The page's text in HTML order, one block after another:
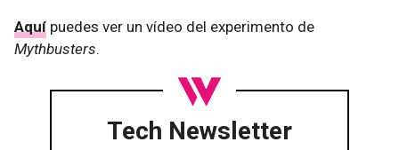
Aquí puedes ver un vídeo del experimento de
Mythbusters.
Tech Newsletter